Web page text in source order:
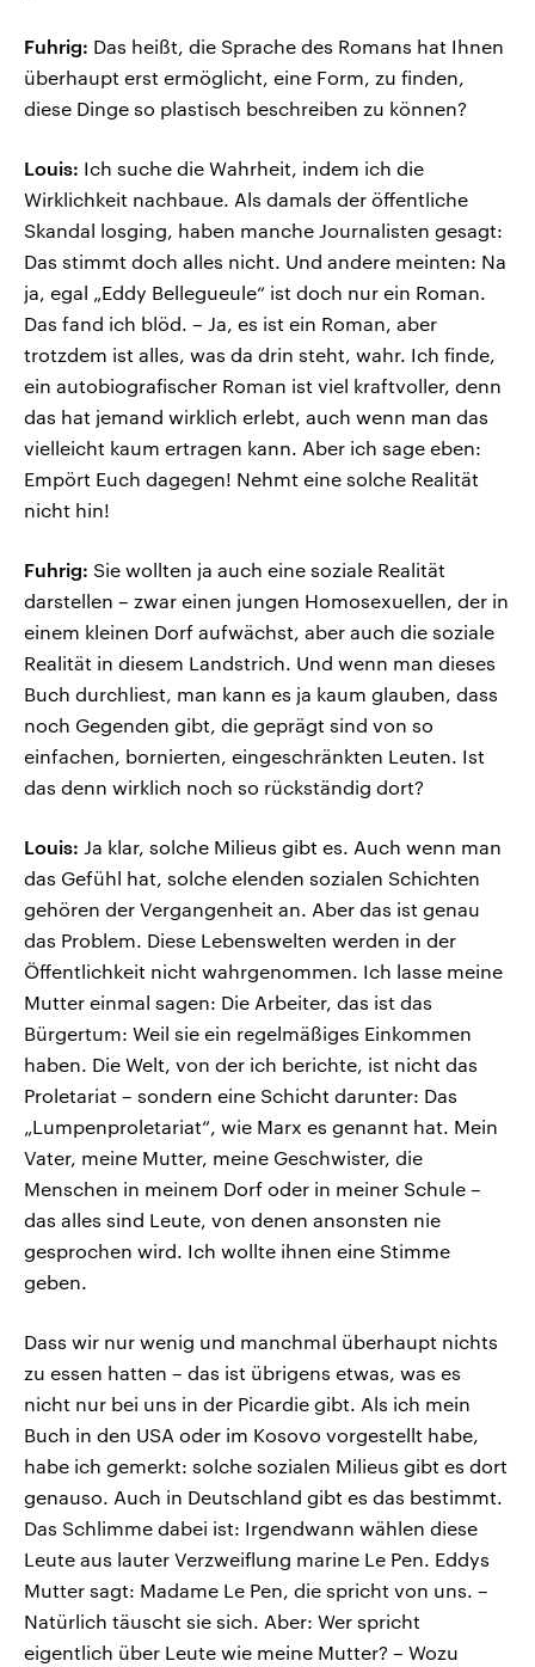
Fuhrig: Das heißt, die Sprache des Romans hat Ihnen
überhaupt erst ermöglicht, eine Form, zu finden,
diese Dinge so plastisch beschreiben zu können?
Louis: Ich suche die Wahrheit, indem ich die
Wirklichkeit nachbaue. Als damals der öffentliche
Skandal losging, haben manche Journalisten gesagt:
Das stimmt doch alles nicht. Und andere meinten: Na
ja, egal „Eddy Bellegueule“ ist doch nur ein Roman.
Das fand ich blöd. – Ja, es ist ein Roman, aber
trotzdem ist alles, was da drin steht, wahr. Ich finde,
ein autobiografischer Roman ist viel kraftvoller, denn
das hat jemand wirklich erlebt, auch wenn man das
vielleicht kaum ertragen kann. Aber ich sage eben:
Empört Euch dagegen! Nehmt eine solche Realität
nicht hin!
Fuhrig: Sie wollten ja auch eine soziale Realität
darstellen – zwar einen jungen Homosexuellen, der in
einem kleinen Dorf aufwächst, aber auch die soziale
Realität in diesem Landstrich. Und wenn man dieses
Buch durchliest, man kann es ja kaum glauben, dass
noch Gegenden gibt, die geprägt sind von so
einfachen, bornierten, eingeschränkten Leuten. Ist
das denn wirklich noch so rückständig dort?
Louis: Ja klar, solche Milieus gibt es. Auch wenn man
das Gefühl hat, solche elenden sozialen Schichten
gehören der Vergangenheit an. Aber das ist genau
das Problem. Diese Lebenswelten werden in der
Öffentlichkeit nicht wahrgenommen. Ich lasse meine
Mutter einmal sagen: Die Arbeiter, das ist das
Bürgertum: Weil sie ein regelmäßiges Einkommen
haben. Die Welt, von der ich berichte, ist nicht das
Proletariat – sondern eine Schicht darunter: Das
„Lumpenproletariat“, wie Marx es genannt hat. Mein
Vater, meine Mutter, meine Geschwister, die
Menschen in meinem Dorf oder in meiner Schule –
das alles sind Leute, von denen ansonsten nie
gesprochen wird. Ich wollte ihnen eine Stimme
geben.
Dass wir nur wenig und manchmal überhaupt nichts
zu essen hatten – das ist übrigens etwas, was es
nicht nur bei uns in der Picardie gibt. Als ich mein
Buch in den USA oder im Kosovo vorgestellt habe,
habe ich gemerkt: solche sozialen Milieus gibt es dort
genauso. Auch in Deutschland gibt es das bestimmt.
Das Schlimme dabei ist: Irgendwann wählen diese
Leute aus lauter Verzweiflung marine Le Pen. Eddys
Mutter sagt: Madame Le Pen, die spricht von uns. –
Natürlich täuscht sie sich. Aber: Wer spricht
eigentlich über Leute wie meine Mutter? – Wozu